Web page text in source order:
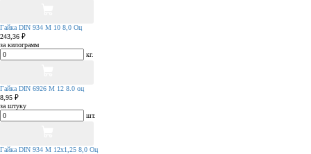
Гайка DIN 934 М 10 8,0 Оц
243,36 ₽
за килограмм
кг.
Гайка DIN 6926 М 12 8.0 оц
8,95 ₽
за штуку
шт.
Гайка DIN 934 М 12х1,25 8,0 Оц